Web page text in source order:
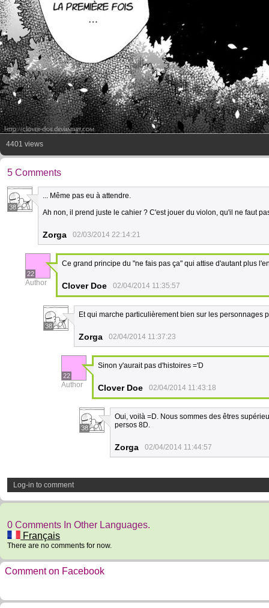
4401 views
5 Comments
38
... Même pas eu à attendre.
Ah non, il prend juste le cahier ? C'est jouer du violon, qu'il ne faut
Zorga 02/03/2014 22:14:21
22
Author
Ce grand principe du "ne fais pas ça" qui attise d'autant plus
Clover Doe 02/04/2014 11:35:57
38
Et qui marche particulièrement bien sur les personnages
Zorga 02/04/2014 11:37:23
22
Author
Sinon y'aurait pas d'histoires ='D
Clover Doe 02/04/2014 11:43:18
38
Oui, voilà =D. Nous sommes des êtres
persos 8D.
Zorga 02/04/2014 11:44:57
Log-in to comment
0 Comments In Other Languages.
Français
There are no comments for now.
Comment on Facebook